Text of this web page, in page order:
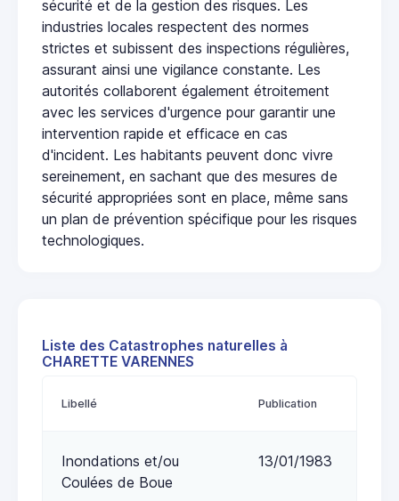
sécurité et de la gestion des risques. Les
industries locales respectent des normes
strictes et subissent des inspections régulières,
assurant ainsi une vigilance constante. Les
autorités collaborent également étroitement
avec les services d'urgence pour garantir une
intervention rapide et efficace en cas
d'incident. Les habitants peuvent donc vivre
sereinement, en sachant que des mesures de
sécurité appropriées sont en place, même sans
un plan de prévention spécifique pour les risques
technologiques.
Liste des Catastrophes naturelles à
CHARETTE VARENNES
Libellé Publication
Inondations et/ou
Coulées de Boue
13/01/1983